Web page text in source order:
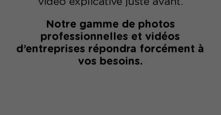
Notre gamme de photos
professionnelles et vidéos
d’entreprises répondra forcément à
vos besoins.